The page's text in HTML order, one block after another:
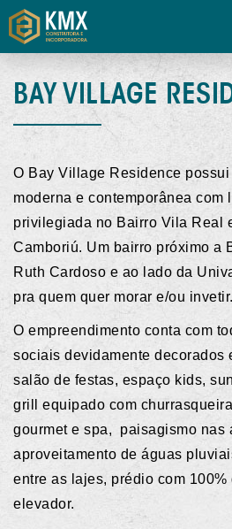
ÁREA DOS
BAY VILLAGE
O Bay Village Residence
moderna e contemporânea com
privilegiada no Bairro Vila Real
Camboriú. Um bairro próximo a
Ruth Cardoso e ao lado da
pra quem quer morar e/ou invetir.
O empreendimento conta com
sociais devidamente decorados
salão de festas, espaço kids,
grill equipado com
gourmet e spa, paisagismo nas
aproveitamento de águas
entre as lajes, prédio com
elevador.